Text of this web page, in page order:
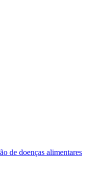
de doenças alimentares